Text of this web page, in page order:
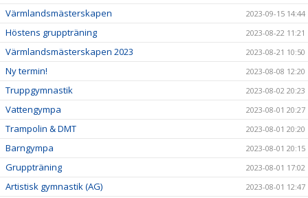
Värmlandsmästerskapen 2023-09-15 14:44
Höstens gruppträning 2023-08-22 11:21
Värmlandsmästerskapen 2023 2023-08-21 10:50
Ny termin! 2023-08-08 12:20
Truppgymnastik 2023-08-02 20:23
Vattengympa 2023-08-01 20:27
Trampolin & DMT 2023-08-01 20:20
Barngympa 2023-08-01 20:15
Gruppträning 2023-08-01 17:02
Artistisk gymnastik (AG) 2023-08-01 12:47